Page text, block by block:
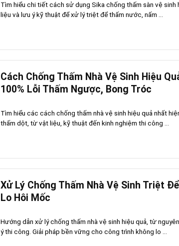
Tìm hiểu chi tiết cách sử dụng Sika chống thấm sàn vệ
liệu và lưu ý kỹ thuật để xử lý triệt để thấm nước, nấm ...
Cách Chống Thấm Nhà Vệ Sinh Hiệu
100% Lỗi Thấm Ngược, Bong Tróc
Tìm hiểu các cách chống thấm nhà vệ sinh hiệu quả nhất
thấm dột, từ vật liệu, kỹ thuật đến kinh nghiệm thi công ...
Xử Lý Chống Thấm Nhà Vệ Sinh Triệt
Lo Hôi Mốc
Hướng dẫn xử lý chống thấm nhà vệ sinh hiệu quả, từ
ý thi công. Giải pháp bền vững cho công trình không lo ...